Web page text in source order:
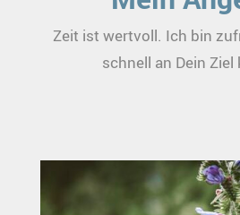
Zeit ist wertvoll. Ich bin
schnell an Dein